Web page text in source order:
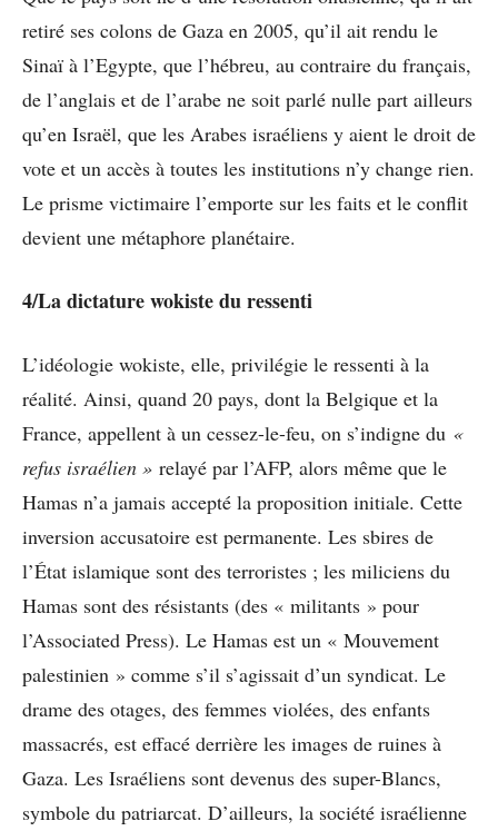
retiré ses colons de Gaza en 2005, qu’il ait rendu le
Sinaï à l’Egypte, que l’hébreu, au contraire du français,
de l’anglais et de l’arabe ne soit parlé nulle part ailleurs
qu’en Israël, que les Arabes israéliens y aient le droit de
vote et un accès à toutes les institutions n’y change rien.
Le prisme victimaire l’emporte sur les faits et le conflit
devient une métaphore planétaire.
4/La dictature wokiste du ressenti
L’idéologie wokiste, elle, privilégie le ressenti à la
réalité. Ainsi, quand 20 pays, dont la Belgique et la
France, appellent à un cessez-le-feu, on s’indigne du «
refus israélien » relayé par l’AFP, alors même que le
Hamas n’a jamais accepté la proposition initiale. Cette
inversion accusatoire est permanente. Les sbires de
l’État islamique sont des terroristes ; les miliciens du
Hamas sont des résistants (des « militants » pour
l’Associated Press). Le Hamas est un « Mouvement
palestinien » comme s’il s’agissait d’un syndicat. Le
drame des otages, des femmes violées, des enfants
massacrés, est effacé derrière les images de ruines à
Gaza. Les Israéliens sont devenus des super-Blancs,
symbole du patriarcat. D’ailleurs, la société israélienne